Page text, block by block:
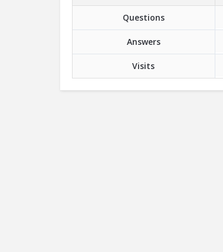
Questions
Answers
Visits